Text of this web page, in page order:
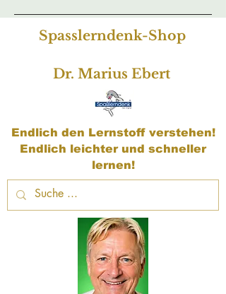
Spasslerndenk-Shop
Dr. Marius Ebert
Endlich den Lernstoff verstehen!
Endlich leichter und schneller
lernen!